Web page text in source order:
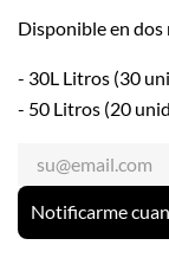
Disponible en dos
- 30L Litros (30
- 50 Litros (20
Notificarme